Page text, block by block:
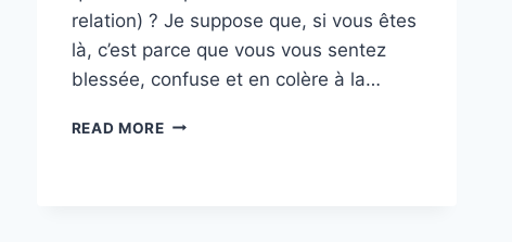
relation) ? Je suppose que, si vous êtes
là, c’est parce que vous vous sentez
blessée, confuse et en colère à la…
READ MOREPOURQUOI